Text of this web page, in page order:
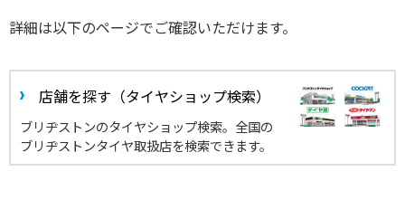
詳細は以下のページでご確認いただけます。
店舗を探す（タイヤショップ検索）
ブリヂストンのタイヤショップ検索。全国の
ブリヂストンタイヤ取扱店を検索できます。